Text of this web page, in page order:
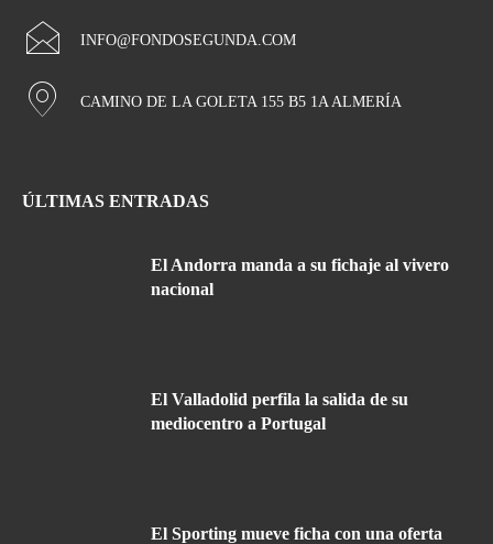
INFO@FONDOSEGUNDA.COM
CAMINO DE LA GOLETA 155 B5 1A ALMERÍA
ÚLTIMAS ENTRADAS
El Andorra manda a su fichaje al vivero
nacional
El Valladolid perfila la salida de su
mediocentro a Portugal
El Sporting mueve ficha con una oferta